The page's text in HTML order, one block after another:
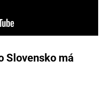
Slovensko má